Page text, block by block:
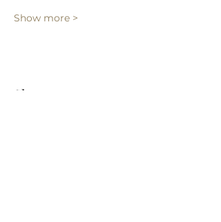
Show more >
Share event